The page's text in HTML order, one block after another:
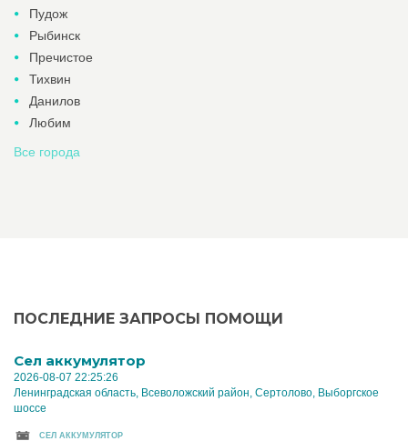
Пудож
Рыбинск
Пречистое
Тихвин
Данилов
Любим
Все города
ПОСЛЕДНИЕ ЗАПРОСЫ ПОМОЩИ
Cел аккумулятор
2026-08-07 22:25:26
Ленинградская область, Всеволожский район, Сертолово, Выборгское
шоссе
CЕЛ АККУМУЛЯТОР